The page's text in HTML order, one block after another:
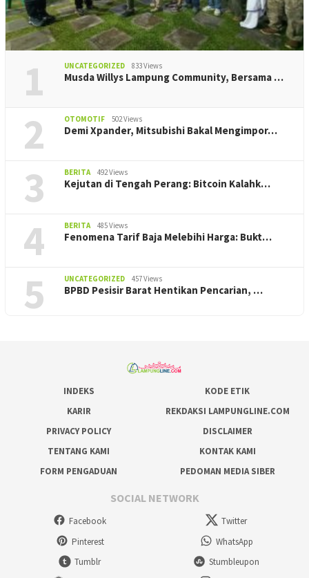
1 UNCATEGORIZED 833 Views
Musda Willys Lampung Community, Bersama …
2 OTOMOTIF 502 Views
Demi Xpander, Mitsubishi Bakal Mengimpor…
3 BERITA 492 Views
Kejutan di Tengah Perang: Bitcoin Kalahk…
4 BERITA 485 Views
Fenomena Tarif Baja Melebihi Harga: Bukt…
5 UNCATEGORIZED 457 Views
BPBD Pesisir Barat Hentikan Pencarian, ‎…
INDEKS
KODE ETIK
KARIR
REKDAKSI LAMPUNGLINE.COM
PRIVACY POLICY
DISCLAIMER
TENTANG KAMI
KONTAK KAMI
FORM PENGADUAN
PEDOMAN MEDIA SIBER
SOCIAL NETWORK
Facebook
Twitter
Pinterest
WhatsApp
Tumblr
Stumbleupon